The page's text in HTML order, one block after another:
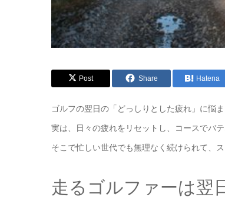
Post Share Hatena
ゴルフの翌日の「どっしりとした疲れ」に悩
実は、日々の疲れをリセットし、コースでバ
そこで忙しい世代でも無理なく続けられて、
走るゴルファーは翌